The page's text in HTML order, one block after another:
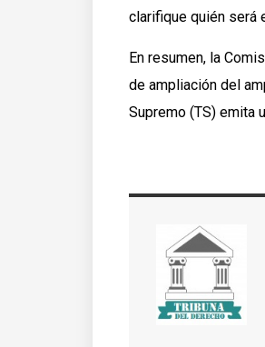
clarifique quién será
En resumen, la
de ampliación del
Supremo (TS) emita